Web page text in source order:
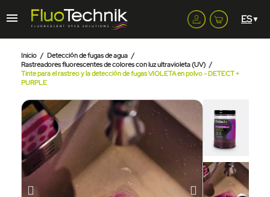
Inicio
Detección de fugas de agua
Rastreadores fluorescentes de colores con luz ultravioleta (UV)
Tinte para el rastreo y la detección de fugas VIOLETA en polvo - DETECT +
PURPLE